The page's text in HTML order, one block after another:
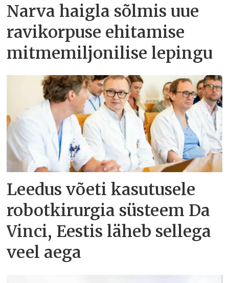
Narva haigla sõlmis uue
ravikorpuse ehitamise
mitmemiljonilise lepingu
Leedus võeti kasutusele
robotkirurgia süsteem Da
Vinci, Eestis läheb sellega
veel aega